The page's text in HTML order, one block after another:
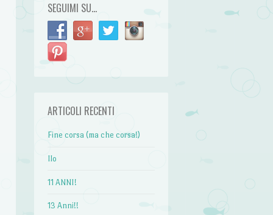
SEGUIMI SU…
ARTICOLI RECENTI
Fine corsa (ma che corsa!)
Ilo
11 ANNI!
13 Anni!!